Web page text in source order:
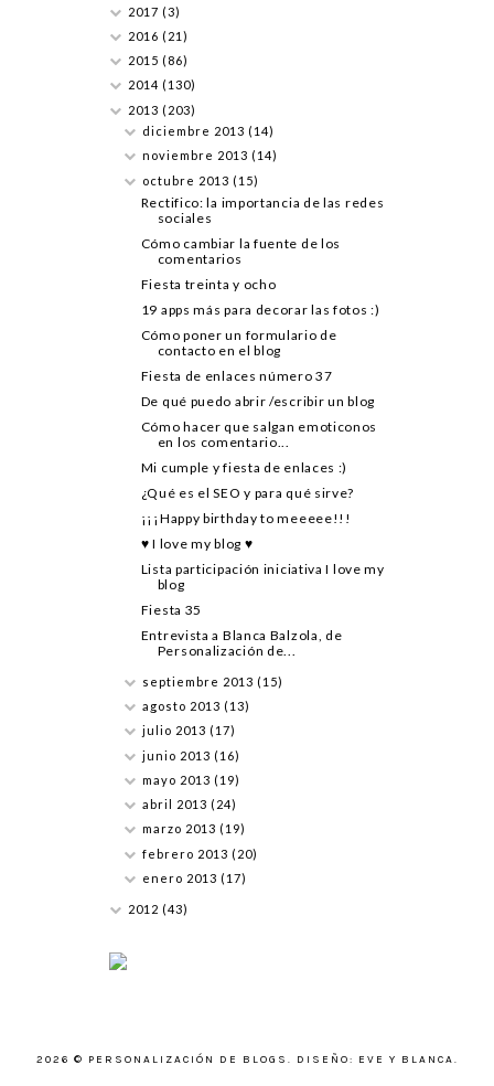
2017 (3)
2016 (21)
2015 (86)
2014 (130)
2013 (203)
diciembre 2013 (14)
noviembre 2013 (14)
octubre 2013 (15)
Rectifico: la importancia de las redes
sociales
Cómo cambiar la fuente de los
comentarios
Fiesta treinta y ocho
19 apps más para decorar las fotos :)
Cómo poner un formulario de
contacto en el blog
Fiesta de enlaces número 37
De qué puedo abrir /escribir un blog
Cómo hacer que salgan emoticonos
en los comentario...
Mi cumple y fiesta de enlaces :)
¿Qué es el SEO y para qué sirve?
¡¡¡Happy birthday to meeeee!!!
♥ I love my blog ♥
Lista participación iniciativa I love my
blog
Fiesta 35
Entrevista a Blanca Balzola, de
Personalización de...
septiembre 2013 (15)
agosto 2013 (13)
julio 2013 (17)
junio 2013 (16)
mayo 2013 (19)
abril 2013 (24)
marzo 2013 (19)
febrero 2013 (20)
enero 2013 (17)
2012 (43)
2026 © PERSONALIZACIÓN DE BLOGS . DISEÑO: EVE Y BLANCA.